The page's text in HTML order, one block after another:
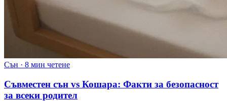
Сън · 8 мин четене
Съвместен сън vs Кошара: Факти за безопасност
за всеки родител